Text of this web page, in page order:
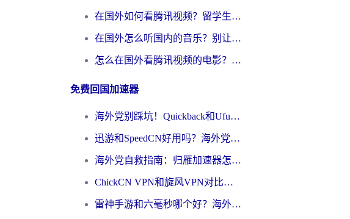
在国外如何看腾讯视频？留学生亲测有效的回国加速方案
在国外怎么听国内的音乐？别让版权限制断了你的华语歌单
怎么在国外看腾讯视频的电影？海外党亲测有效的回国加速指南
免费回国加速器
海外党别踩坑！Quickback和UfunR好用吗？选对回国加速器才能无缝刷国内资源
迅游和SpeedCN好用吗？海外党如何破解那道看不见的墙
海外党自救指南：归雁加速器怎么样？教你避开坑实现国内资源无缝访问
ChickCN VPN和旋风VPN对比哪个回国效果更好？海外用户的选择困境与出路
雷神手游和六毫秒哪个好？海外党如何真正解锁国内资源